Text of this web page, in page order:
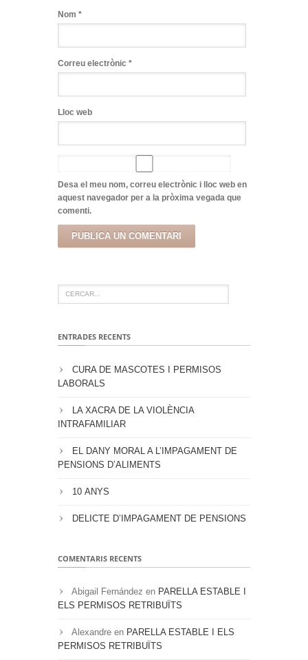
Nom *
Correu electrònic *
Lloc web
Desa el meu nom, correu electrònic i lloc web en
aquest navegador per a la pròxima vegada que
comenti.
ENTRADES RECENTS
CURA DE MASCOTES I PERMISOS
LABORALS
LA XACRA DE LA VIOLÈNCIA
INTRAFAMILIAR
EL DANY MORAL A L’IMPAGAMENT DE
PENSIONS D’ALIMENTS
10 ANYS
DELICTE D’IMPAGAMENT DE PENSIONS
COMENTARIS RECENTS
Abigail Fernández en PARELLA ESTABLE I
ELS PERMISOS RETRIBUÏTS
Alexandre en PARELLA ESTABLE I ELS
PERMISOS RETRIBUÏTS